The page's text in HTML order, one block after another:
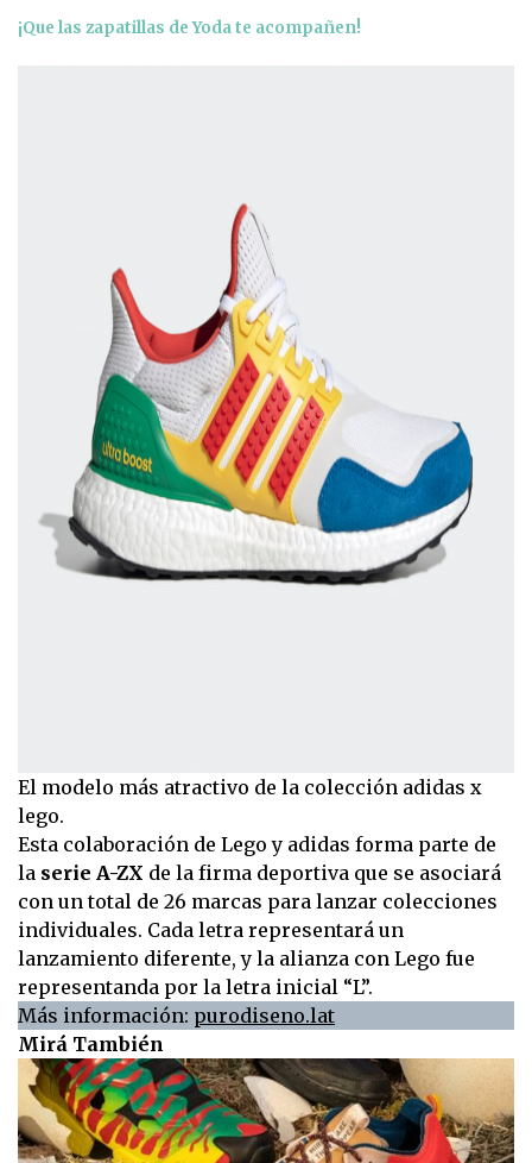
¡Que las zapatillas de Yoda te acompañen!
El modelo más atractivo de la colección adidas x
lego.
Esta colaboración de Lego y adidas forma parte de
la serie A-ZX de la firma deportiva que se asociará
con un total de 26 marcas para lanzar colecciones
individuales. Cada letra representará un
lanzamiento diferente, y la alianza con Lego fue
representanda por la letra inicial “L”.
Más información: purodiseno.lat
Mirá También